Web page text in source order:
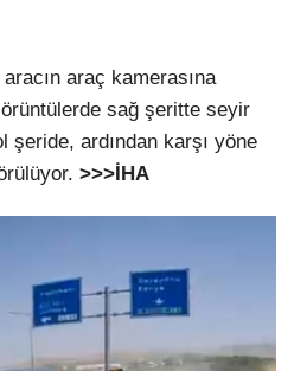
araç kamerasına
sağ şeritte seyir
şeride, ardından karşı yöne
>>>İHA